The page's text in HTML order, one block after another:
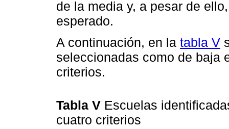
de la media y, a pesar de
esperado.
A continuación, en la tabla V
seleccionadas como de baja
criterios.
Tabla V Escuelas
cuatro criterios